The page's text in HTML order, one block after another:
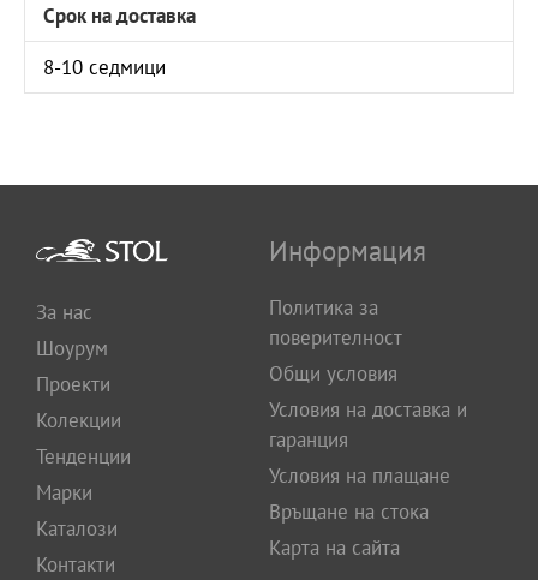
Срок на доставка
8-10 седмици
За нас
Шоурум
Проекти
Колекции
Тенденции
Марки
Каталози
Контакти
Информация
Политика за
поверителност
Общи условия
Условия на доставка и
гаранция
Условия на плащане
Връщане на стока
Карта на сайта